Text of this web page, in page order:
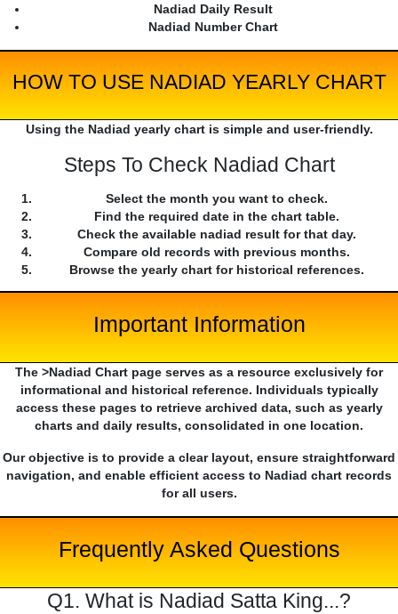
Nadiad Daily Result
Nadiad Number Chart
HOW TO USE NADIAD YEARLY CHART
Using the Nadiad yearly chart is simple and user-friendly.
Steps To Check Nadiad Chart
Select the month you want to check.
Find the required date in the chart table.
Check the available nadiad result for that day.
Compare old records with previous months.
Browse the yearly chart for historical references.
Important Information
The >Nadiad Chart page serves as a resource exclusively for
informational and historical reference. Individuals typically
access these pages to retrieve archived data, such as yearly
charts and daily results, consolidated in one location.
Our objective is to provide a clear layout, ensure straightforward
navigation, and enable efficient access to Nadiad chart records
for all users.
Frequently Asked Questions
Q1. What is Nadiad Satta King...?